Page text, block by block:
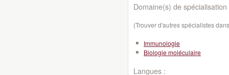
Domaine(s) de spécialisation
(Trouver d'autres spécialistes
Immunologie
Biologie moléculaire
Langues :